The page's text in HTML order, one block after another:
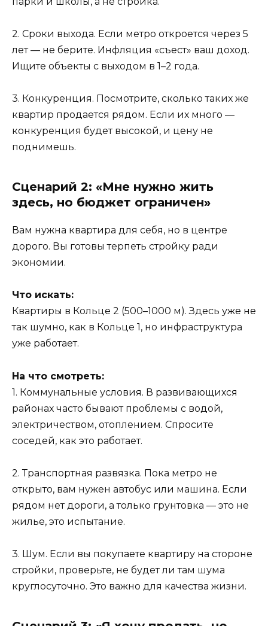
2. Сроки выхода. Если метро откроется через 5
лет — не берите. Инфляция «съест» ваш доход.
Ищите объекты с выходом в 1–2 года.
3. Конкуренция. Посмотрите, сколько таких же
квартир продается рядом. Если их много —
конкуренция будет высокой, и цену не
поднимешь.
Сценарий 2: «Мне нужно жить
здесь, но бюджет ограничен»
Вам нужна квартира для себя, но в центре
дорого. Вы готовы терпеть стройку ради
экономии.
Что искать:
Квартиры в Кольце 2 (500–1000 м). Здесь уже не
так шумно, как в Кольце 1, но инфраструктура
уже работает.
На что смотреть:
1. Коммунальные условия. В развивающихся
районах часто бывают проблемы с водой,
электричеством, отоплением. Спросите
соседей, как это работает.
2. Транспортная развязка. Пока метро не
открыто, вам нужен автобус или машина. Если
рядом нет дороги, а только грунтовка — это не
жилье, это испытание.
3. Шум. Если вы покупаете квартиру на стороне
стройки, проверьте, не будет ли там шума
круглосуточно. Это важно для качества жизни.